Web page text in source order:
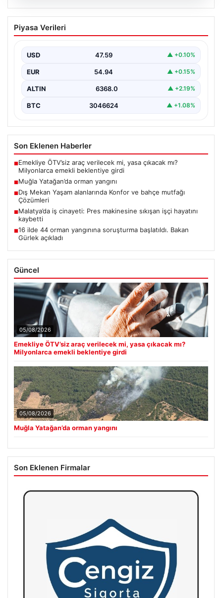
Muğla Yatağan’da orman yangını
Piyasa Verileri
USD 47.59 ▲ +0.10%
EUR 54.94 ▲ +0.15%
ALTIN 6368.0 ▲ +2.19%
BTC 3046624 ▲ +1.08%
Son Eklenen Haberler
■Emekliye ÖTV’siz araç verilecek mi, yasa çıkacak mı?
Milyonlarca emekli beklentiye girdi
■Muğla Yatağan’da orman yangını
■Dış Mekan Yaşam alanlarında Konfor ve bahçe mutfağı
Çözümleri
■Malatya’da iş cinayeti: Pres makinesine sıkışan işçi hayatını
kaybetti
■16 ilde 44 orman yangınına soruşturma başlatıldı. Bakan
Gürlek açıkladı
Güncel
05/08/2026
Emekliye ÖTV’siz araç verilecek mi, yasa çıkacak mı?
Milyonlarca emekli beklentiye girdi
05/08/2026
Muğla Yatağan’da orman yangını
Son Eklenen Firmalar